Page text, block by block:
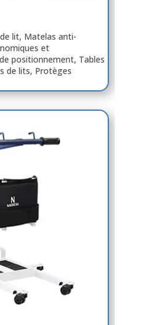
lit, Matelas anti-
et
positionnement, Tables
de lits, Protèges